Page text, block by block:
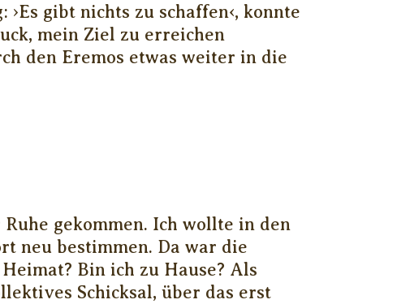
gibt nichts zu schaffen‹, konnte
mein Ziel zu erreichen
den Eremos etwas weiter in die
gekommen. Ich wollte in den
neu bestimmen. Da war die
Bin ich zu Hause? Als
Schicksal, über das erst